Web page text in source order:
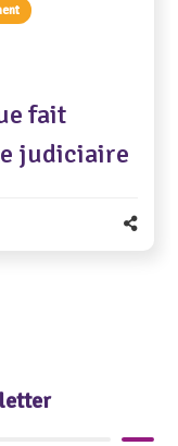
fait
judiciaire